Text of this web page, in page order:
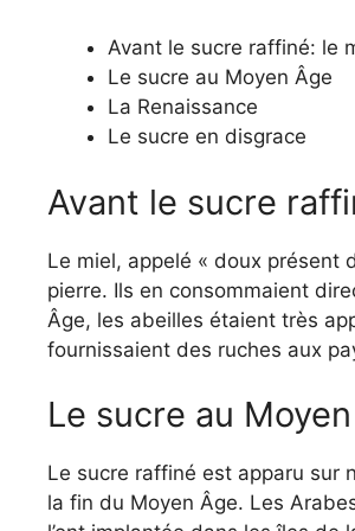
Avant le sucre raffiné: le
Le sucre au Moyen Âge
La Renaissance
Le sucre en disgrace
Avant le sucre
Le miel, appelé « doux présent
pierre. Ils en consommaient
Âge, les abeilles étaient très
fournissaient des ruches aux
Le sucre au
Le sucre raffiné est apparu sur
la fin du Moyen Âge. Les